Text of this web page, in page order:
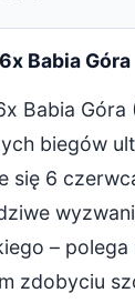
Babia Góra
Babia Góra
biegów
się 6
– polega
zdobyciu